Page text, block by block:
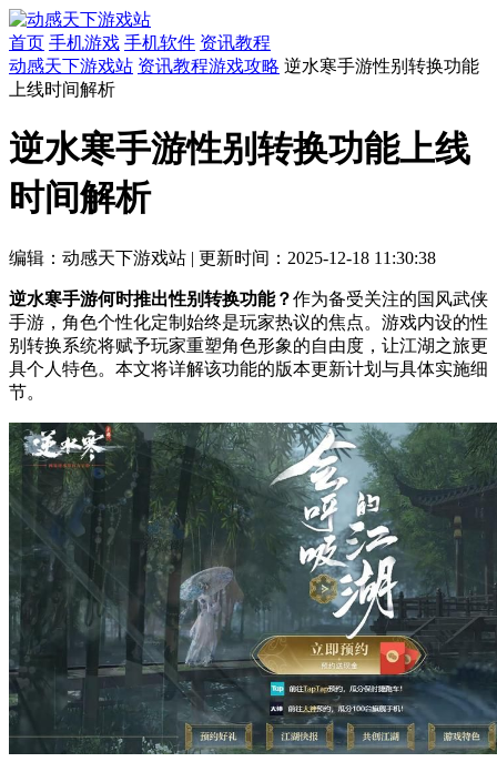
首页 手机游戏 手机软件 资讯教程
动感天下游戏站 资讯教程游戏攻略 逆水寒手游性别转换功能
上线时间解析
逆水寒手游性别转换功能上线
时间解析
编辑：动感天下游戏站 | 更新时间：2025-12-18 11:30:38
逆水寒手游何时推出性别转换功能？作为备受关注的国风武侠
手游，角色个性化定制始终是玩家热议的焦点。游戏内设的性
别转换系统将赋予玩家重塑角色形象的自由度，让江湖之旅更
具个人特色。本文将详解该功能的版本更新计划与具体实施细
节。